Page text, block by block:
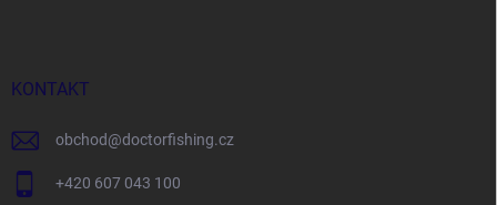
KONTAKT
obchod@doctorfishing.cz
+420 607 043 100